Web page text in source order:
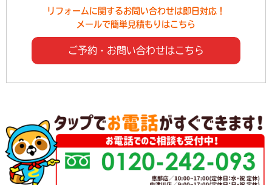
リフォームに関するお問い合わせは即日対応！
メールで簡単見積もりはこちら
ご予約・お問い合わせはこちら